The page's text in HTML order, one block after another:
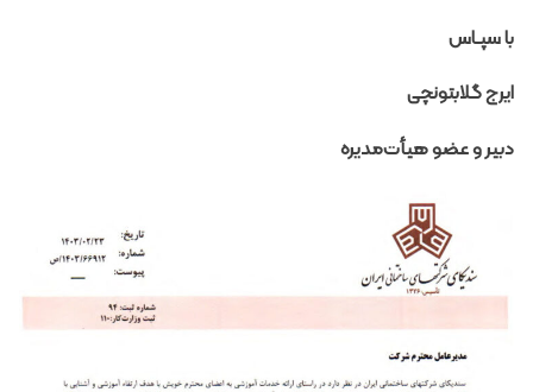
با سپـاس
ایرج گلابتونچی
دبیر و عضو هیأت‌مدیره